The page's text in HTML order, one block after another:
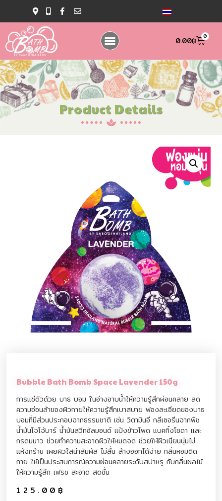
0.00฿ 0
Product Details
Bubble Bath Bomb Space Lavender 150g
การแช่ตัวด้วย บาธ บอม ในอ่างอาบน้ำให้ความรู้สึกผ่อนคลาย ลด
ความอ่อนล้าของผิวกายให้ความรู้สึกเบาสบาย ฟองละเอียดของบาธ
บอมที่มีส่วนประกอบจากธรรมชาติ เช่น วิตามินอี กลีเซอรีนจากพืช
น้ำมันโจโจ้บาร์ น้ำมันสวีทอัลมอนด์ แป้งข้าวโพด แบคกิ้งโซดา และ
กรดมนาว ช่วยทำความสะอาดผิวให้หมดจด ช่วยให้ผิวเนียนนุ่มไม่
แห้งกร้าน เผยผิวใสน่าสัมผัส ไม่ลื่น ล้างออกได้ง่าย กลิ่นหอมติด
กาย ให้เป็นประสบการณ์ความผ่อนคลายระดับสปาหรู กับกลิ่นผลไม้
ให้ความรู้สึก เฟรช สะอาด สดชื่น
125.00 ฿